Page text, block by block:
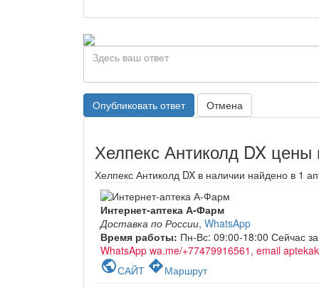
Опубликовать ответ Отмена
Хелпекс Антиколд DX цены
Хелпекс Антиколд DX в наличии найдено в 1
Интернет-аптека А-Фарм
Доставка по России, WhatsApp
Время работы: Пн-Вс: 09:00-18:00 Сейчас
WhatsApp wa.me/+77479916561, email
publicСАЙТ directionsМаршрут